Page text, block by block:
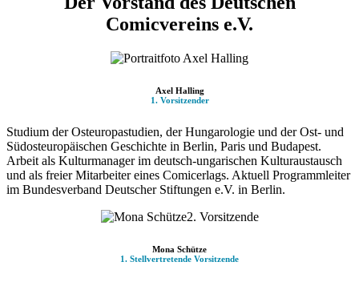
Comicvereins e.V.
Axel Halling
1. Vorsitzender
Studium der Osteuropastudien, der Hungarologie und der Ost- und
Südosteuropäischen Geschichte in Berlin, Paris und Budapest.
Arbeit als Kulturmanager im deutsch-ungarischen Kulturaustausch
und als freier Mitarbeiter eines Comicerlags. Aktuell Programmleiter
im Bundesverband Deutscher Stiftungen e.V. in Berlin.
Mona Schütze
1. Stellvertretende Vorsitzende